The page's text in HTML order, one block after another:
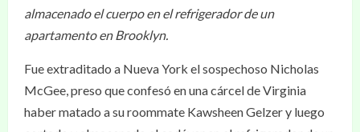
almacenado el cuerpo en el refrigerador de un
apartamento en Brooklyn.
Fue extraditado a Nueva York el sospechoso Nicholas
McGee, preso que confesó en una cárcel de Virginia
haber matado a su roommate Kawsheen Gelzer y luego